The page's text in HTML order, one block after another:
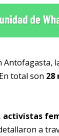
total son 28
activistas
a